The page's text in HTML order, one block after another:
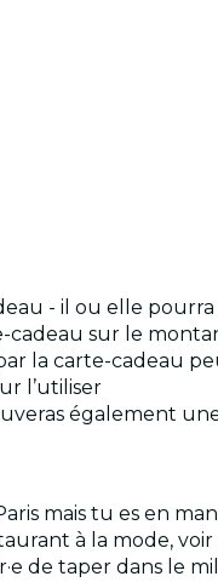
- il ou elle
sur le
la carte-cadeau
l’utiliser
également
mais tu es en
à la mode,
de taper dans le